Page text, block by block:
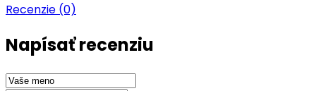
Recenzie (0)
Napísať recenziu